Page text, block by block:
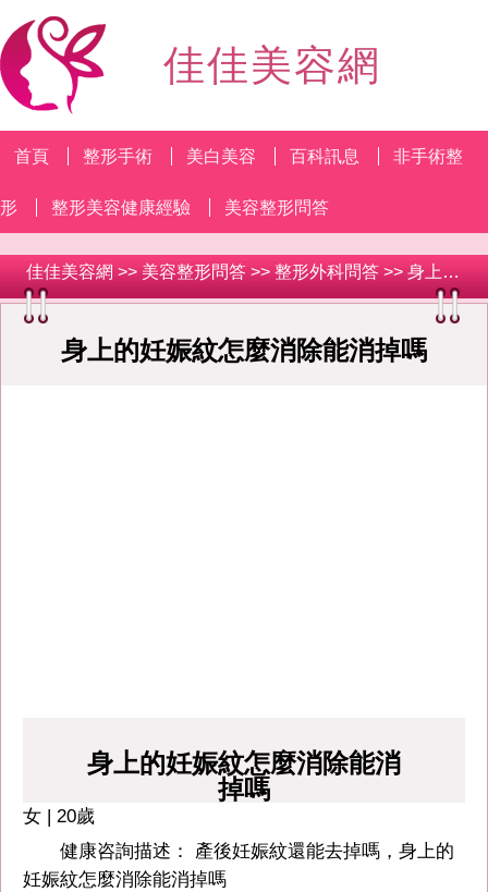
佳佳美容網
首頁 整形手術 美白美容 百科訊息 非手術整
形 整形美容健康經驗 美容整形問答
佳佳美容網 >> 美容整形問答 >> 整形外科問答 >> 身上的妊娠紋怎麼消除能消掉嗎
身上的妊娠紋怎麼消除能消掉嗎
身上的妊娠紋怎麼消除能消
掉嗎
女 | 20歲
健康咨詢描述： 產後妊娠紋還能去掉嗎，身上的
妊娠紋怎麼消除能消掉嗎